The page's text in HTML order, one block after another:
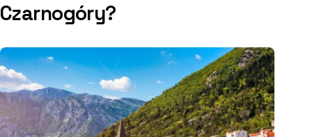
Czarnogóry?